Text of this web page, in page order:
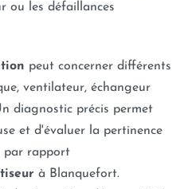
ou les défaillances
peut concerner différents
ventilateur, échangeur
diagnostic précis permet
et d'évaluer la pertinence
par rapport
à Blanquefort.